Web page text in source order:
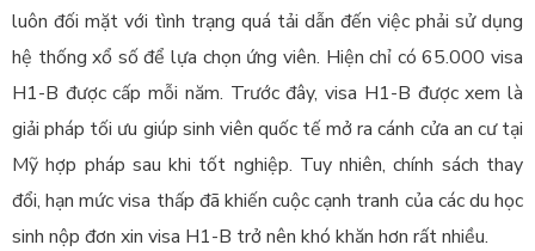
luôn đối mặt với tình trạng quá tải dẫn đến việc phải sử dụng
hệ thống xổ số để lựa chọn ứng viên. Hiện chỉ có 65.000 visa
H1-B được cấp mỗi năm. Trước đây, visa H1-B được xem là
giải pháp tối ưu giúp sinh viên quốc tế mở ra cánh cửa an cư tại
Mỹ hợp pháp sau khi tốt nghiệp. Tuy nhiên, chính sách thay
đổi, hạn mức visa thấp đã khiến cuộc cạnh tranh của các du học
sinh nộp đơn xin visa H1-B trở nên khó khăn hơn rất nhiều.